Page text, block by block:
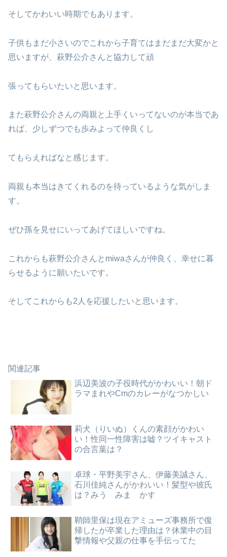
そしてかわいい時期でもあります。
子供もまだ小さいのでこれから子育てはまだまだ大変かと
思いますが、萩野公介さんと協力して頑
張ってもらいたいと思います。
また萩野公介さんの両親と上手くいってないのが本当であ
れば、少しずつでも歩みよって仲良くし
てもらえればなと感じます。
両親も本当はきてくれるのを待っているような気がしま
す。
ぜひ孫を見せにいってあげてほしいですね。
これからも萩野公介さんとmiwaさんが仲良く、幸せに暮
らせるように願いたいです。
そしてこれからも2人を応援したいと思います。
関連記事
浜辺美波の子役時代がかわいい！朝ド
ラマまれやCmのカレーがなつかしい
莉犬（りいぬ）くんの素顔がかわい
い！性同一性障害は嘘？ツイキャスト
の合言葉は？
卓球・平野美宇さん、伊藤美誠さん、
石川佳純さんがかわいい！髪型や彼氏
は？みう みま かす
鞘師里保は現在アミューズ事務所で復
帰したが卒業した理由は？休業中の目
撃情報や父親の仕事を手伝ってた